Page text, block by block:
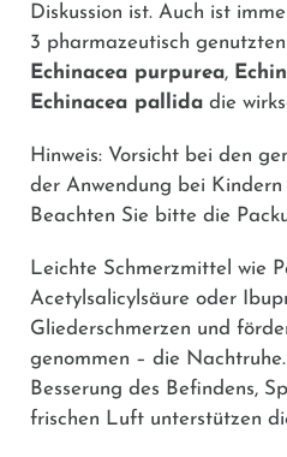
Diskussion ist. Auch ist
3 pharmazeutisch
Echinacea purpurea,
Echinacea pallida die
Hinweis: Vorsicht bei den
der Anwendung bei Kindern
Beachten Sie bitte die
Leichte Schmerzmittel wie
Acetylsalicylsäure oder
Gliederschmerzen und
genommen – die
Besserung des Befindens,
frischen Luft unterstützen